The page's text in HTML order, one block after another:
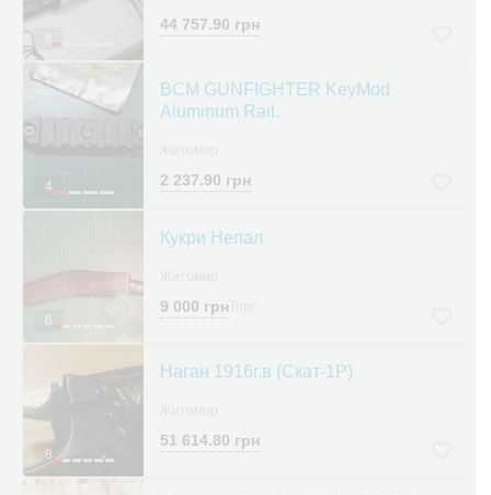
44 757.90 грн
4
BCM GUNFIGHTER KeyMod
Aluminum Rail.
2 237.90 грн
6
Кукри Непал
9 000 грн
8
Наган 1916г.в (Скат-1Р)
51 614.80 грн